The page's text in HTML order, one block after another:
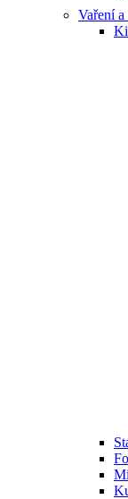
Vaření a